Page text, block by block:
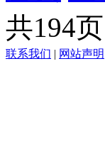
共194页
联系我们 | 网站声明